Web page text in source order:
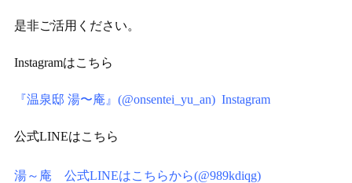
是非ご活用ください。
Instagramはこちら
『温泉邸 湯〜庵』(@onsentei_yu_an) Instagram
公式LINEはこちら
湯～庵 公式LINEはこちらから(@989kdiqg)